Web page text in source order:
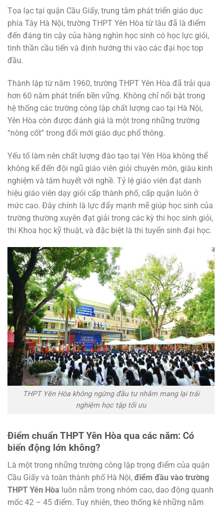
Tọa lạc tại quận Cầu Giấy, trung tâm phát triển giáo dục
phía Tây Hà Nội, trường THPT Yên Hòa từ lâu đã là điểm
đến đáng tin cậy của hàng nghìn học sinh có học lực giỏi,
tinh thần cầu tiến và định hướng thi vào các đại học top
đầu.
Thành lập từ năm 1960, trường THPT Yên Hòa đã trải qua
hơn 60 năm phát triển bền vững. Không chỉ nổi bật trong
hệ thống các trường công lập chất lượng cao tại Hà Nội,
Yên Hòa còn được đánh giá là một trong những trường
“nòng cốt” trong đổi mới giáo dục phổ thông.
Yếu tố làm nên chất lượng đào tạo tại Yên Hòa không thể
không kể đến đội ngũ giáo viên giỏi chuyên môn, giàu kinh
nghiệm và tâm huyết với nghề. Tỷ lệ giáo viên đạt danh
hiệu giáo viên dạy giỏi cấp thành phố, cấp quận luôn ở
mức cao. Đây chính là lực đẩy mạnh mẽ giúp học sinh của
trường thường xuyên đạt giải trong các kỳ thi học sinh giỏi,
thi Khoa học kỹ thuật, và đặc biệt là thi tuyển sinh đại học.
THPT Yên Hòa không ngừng đầu tư nhằm mang lại trải
nghiệm học tập tối ưu
Điểm chuẩn THPT Yên Hòa qua các năm: Có
biến động lớn không?
Là một trong những trường công lập trọng điểm của quận
Cầu Giấy và toàn thành phố Hà Nội, điểm đầu vào trường
THPT Yên Hòa luôn nằm trong nhóm cao, dao động quanh
mốc 42 – 45 điểm. Tuy nhiên, theo thống kê những năm